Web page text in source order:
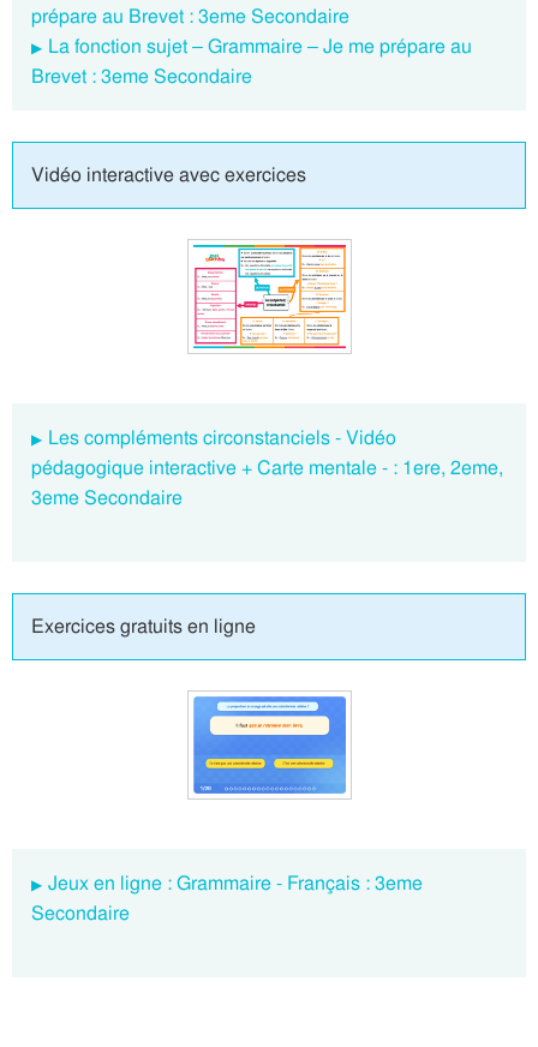
prépare au Brevet : 3eme Secondaire
La fonction sujet – Grammaire – Je me prépare au
Brevet : 3eme Secondaire
Vidéo interactive avec exercices
Les compléments circonstanciels - Vidéo
pédagogique interactive + Carte mentale - : 1ere, 2eme,
3eme Secondaire
Exercices gratuits en ligne
Jeux en ligne : Grammaire - Français : 3eme
Secondaire